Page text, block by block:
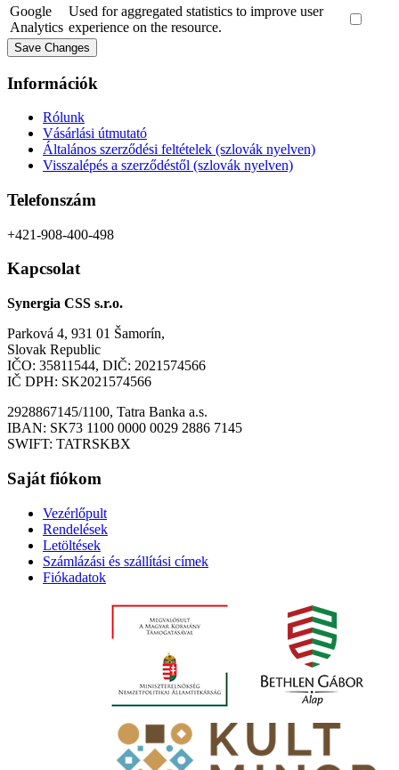
Google
Analytics
Used for aggregated statistics to improve user
experience on the resource.
Save Changes
Információk
Rólunk
Vásárlási útmutató
Általános szerződési feltételek (szlovák nyelven)
Visszalépés a szerződéstől (szlovák nyelven)
Telefonszám
+421-908-400-498
Kapcsolat
Synergia CSS s.r.o.
Parková 4, 931 01 Šamorín,
Slovak Republic
IČO: 35811544, DIČ: 2021574566
IČ DPH: SK2021574566
2928867145/1100, Tatra Banka a.s.
IBAN: SK73 1100 0000 0029 2886 7145
SWIFT: TATRSKBX
Saját fiókom
Vezérlőpult
Rendelések
Letöltések
Számlázási és szállítási címek
Fiókadatok